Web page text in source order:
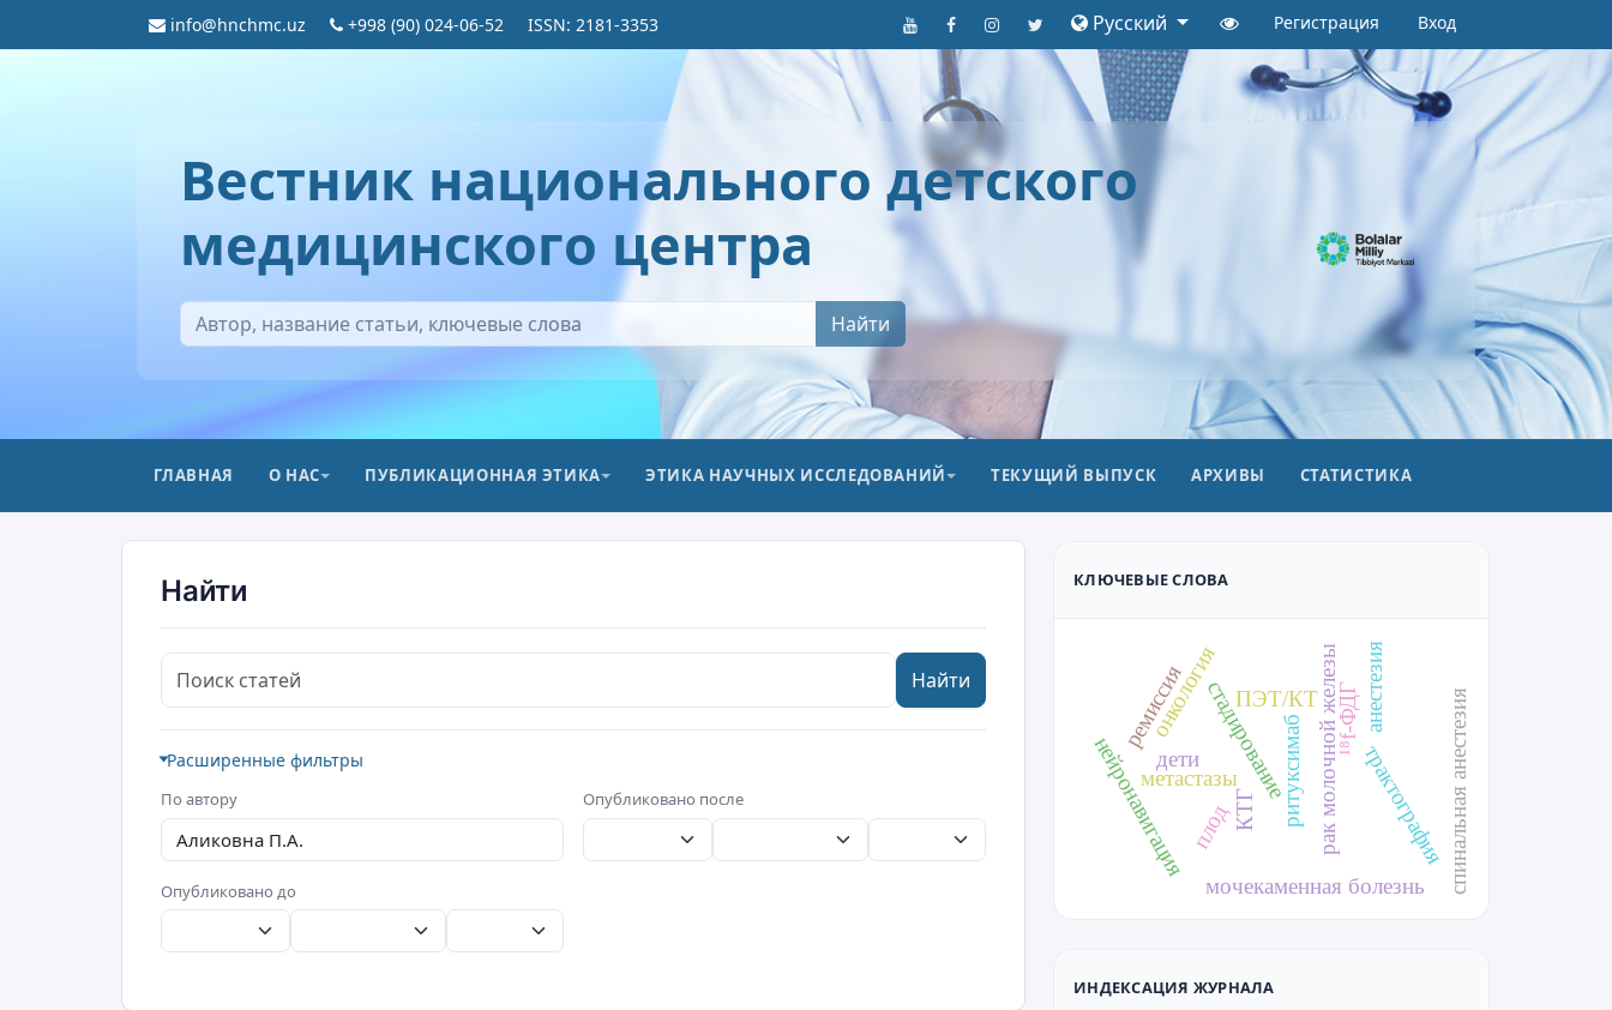
info@hnchmc.uz +998 (90) 024-06-52 ISSN: 2181-3353 Русский Регистрация Вход
Вестник национального детского
медицинского центра
Найти
ГЛАВНАЯ О НАС ПУБЛИКАЦИОННАЯ ЭТИКА ЭТИКА НАУЧНЫХ ИССЛЕДОВАНИЙ ТЕКУЩИЙ ВЫПУСК АРХИВЫ СТАТИСТИКА
Найти
Поиск статей
Найти
Расширенные фильтры
По автору Опубликовано после
Опубликовано до
КЛЮЧЕВЫЕ СЛОВА
рак молочной железы
ПЭТ/КТ ¹⁸f-ФДГ
метастазыстадирование
онкология
трактография
нейронавигация
дети
мочекаменная болезнь
ритуксимаб
ремиссия спинальная анестезия
плодКТГ
анестезия
ИНДЕКСАЦИЯ ЖУРНАЛА